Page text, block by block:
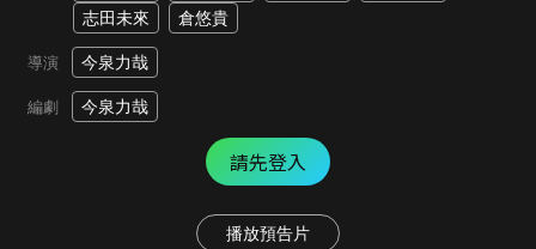
志田未來
倉悠貴
導演 今泉力哉
編劇 今泉力哉
請先登入
播放預告片